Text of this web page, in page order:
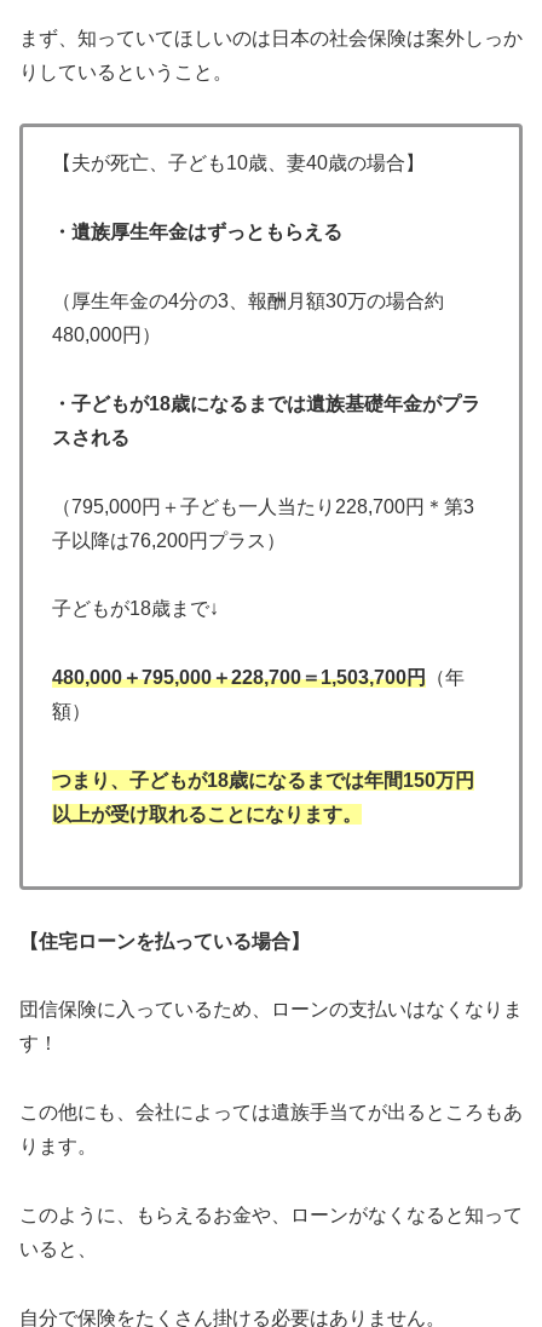
まず、知っていてほしいのは日本の社会保険は案外しっか
りしているということ。
【夫が死亡、子ども10歳、妻40歳の場合】
・遺族厚生年金はずっともらえる
（厚生年金の4分の3、報酬月額30万の場合約
480,000円）
・子どもが18歳になるまでは遺族基礎年金がプラ
スされる
（795,000円＋子ども一人当たり228,700円＊第3
子以降は76,200円プラス）
子どもが18歳まで↓
480,000＋795,000＋228,700＝1,503,700円 （年
額）
つまり、子どもが18歳になるまでは年間150万円
以上が受け取れることになります。
【住宅ローンを払っている場合】
団信保険に入っているため、ローンの支払いはなくなりま
す！
この他にも、会社によっては遺族手当てが出るところもあ
ります。
このように、もらえるお金や、ローンがなくなると知って
いると、
自分で保険をたくさん掛ける必要はありません。